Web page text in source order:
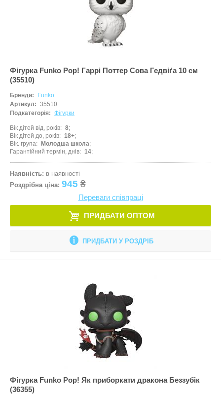
Фігурка Funko Pop! Гаррі Поттер Сова Гедвіґа 10 см
(35510)
Бренди:
Funko
Артикул: 35510
Подкатегорія: Фігурки
Вік дітей від, років
8
Вік дітей до, років
18+
Вік. група
Молодша школа
Гарантійний термін, днів
14
Наявність: в наявності
Роздрібна ціна: 945 ₴
Переваги співпраці
ПРИДБАТИ ОПТОМ
ПРИДБАТИ У РОЗДРІБ
Фігурка Funko Pop! Як приборкати дракона Беззубік
(36355)